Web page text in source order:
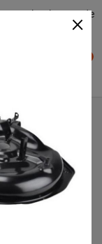
le plateau de
0 - pour
×